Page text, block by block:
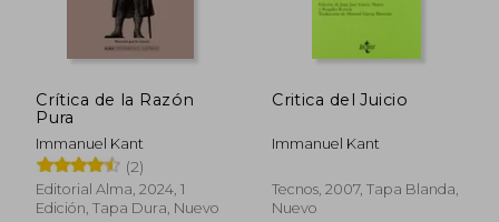
Crítica de la Razón
Pura
Immanuel Kant
(2)
Editorial Alma, 2024, 1
Edición, Tapa Dura, Nuevo
Critica del Juicio
Immanuel Kant
Tecnos, 2007, Tapa Blanda,
Nuevo